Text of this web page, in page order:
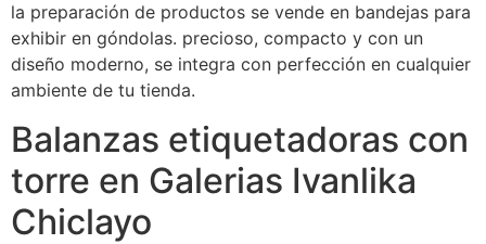
la preparación de productos se vende en bandejas para
exhibir en góndolas. precioso, compacto y con un
diseño moderno, se integra con perfección en cualquier
ambiente de tu tienda.
Balanzas etiquetadoras con
torre en Galerias Ivanlika
Chiclayo